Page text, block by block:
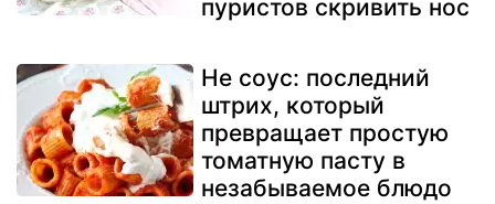
пуристов скривить нос
Не соус: последний
штрих, который
превращает простую
томатную пасту в
незабываемое блюдо